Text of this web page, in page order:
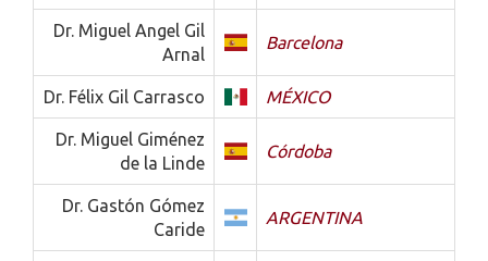
Dr. Miguel Angel Gil
Arnal
Barcelona
Dr. Félix Gil Carrasco MÉXICO
Dr. Miguel Giménez
de la Linde
Córdoba
Dr. Gastón Gómez
Caride
ARGENTINA